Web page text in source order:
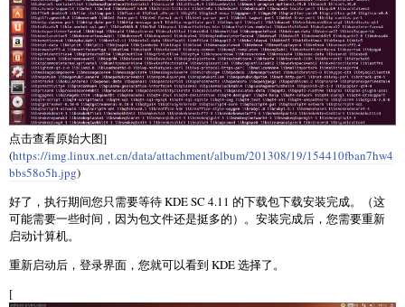
点击查看原始大图]
(https://img.linux.net.cn/data/attachment/album/201308/19/154410fban7hw4
bbs58o5h.jpg)
好了，执行期间您只需要等待 KDE SC 4.11 的下载包下载安装完成。（这
可能需要一些时间，因为包文件还是挺多的）。安装完成后，您需要重新
启动计算机。
重新启动后，登录界面，您就可以看到 KDE 选择了。
[